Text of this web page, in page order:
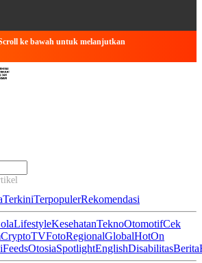
ke bawah untuk melanjutkan
ini...
TerkiniTerpopulerRekomendasi
LifestyleKesehatanTeknoOtomotifCek
CryptoTVFotoRegionalGlobalHotOn
FeedsOtosiaSpotlightEnglishDisabilitasBerita